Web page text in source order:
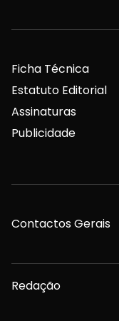
Ficha Técnica
Estatuto Editorial
Assinaturas
Publicidade
Contactos Gerais
Redação